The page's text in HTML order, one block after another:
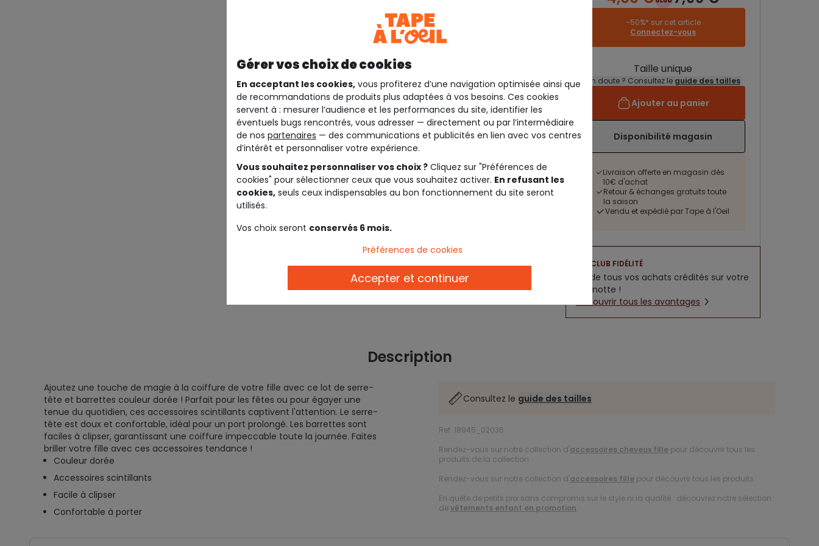
-50%* sur cet article
Connectez-vous
Taille unique
Un doute ? Consultez le guide des tailles
Ajouter au panier
Disponibilité magasin
Livraison offerte en magasin dès
10€ d'achat
Retour & échanges gratuits toute
la saison
Vendu et expédié par Tape à l'Oeil
CLUB FIDÉLITÉ
5% de tous vos achats crédités sur votre
cagnotte !
Découvrir tous les avantages
Description
Ajoutez une touche de magie à la coiffure de votre fille avec ce lot de serre-
tête et barrettes couleur dorée ! Parfait pour les fêtes ou pour égayer une
tenue du quotidien, ces accessoires scintillants captivent l'attention. Le serre-
tête est doux et confortable, idéal pour un port prolongé. Les barrettes sont
faciles à clipser, garantissant une coiffure impeccable toute la journée. Faites
briller votre fille avec ces accessoires tendance !
Couleur dorée
Accessoires scintillants
Facile à clipser
Confortable à porter
Consultez le guide des tailles
Ref. 18945_02036
Rendez-vous sur notre collection d'accessoires cheveux fille pour découvrir tous les
produits de la collection.
Rendez-vous sur notre collection d'accessoires fille pour découvrir tous les produits.
En quête de petits prix sans compromis sur le style ni la qualité : découvrez notre sélection
devêtements enfant en promotion.
Gérer vos choix de cookies
En acceptant les cookies, vous profiterez d’une navigation optimisée ainsi que
de recommandations de produits plus adaptées à vos besoins. Ces cookies
servent à : mesurer l’audience et les performances du site, identifier les
éventuels bugs rencontrés, vous adresser — directement ou par l’intermédiaire
de nos partenaires — des communications et publicités en lien avec vos centres
d’intérêt et personnaliser votre expérience.
Vous souhaitez personnaliser vos choix ? Cliquez sur "Préférences de
cookies" pour sélectionner ceux que vous souhaitez activer. En refusant les
cookies, seuls ceux indispensables au bon fonctionnement du site seront
utilisés.
Vos choix seront conservés 6 mois.
Préférences de cookies
Accepter et continuer